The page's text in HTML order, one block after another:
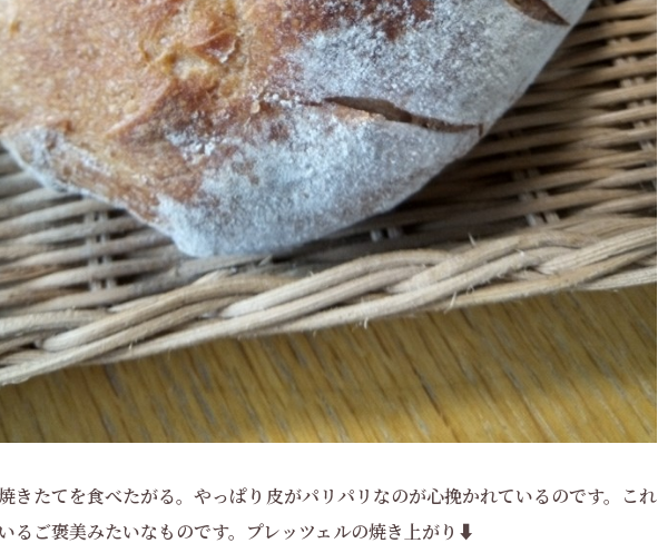
きたてを食べたがる。やっぱり皮がパリパリなのが心挽かれているのです。これ
るご褒美みたいなものです。プレッツェルの焼き上がり⬇️